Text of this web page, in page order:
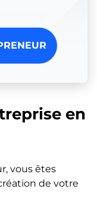
en
vous êtes
de votre